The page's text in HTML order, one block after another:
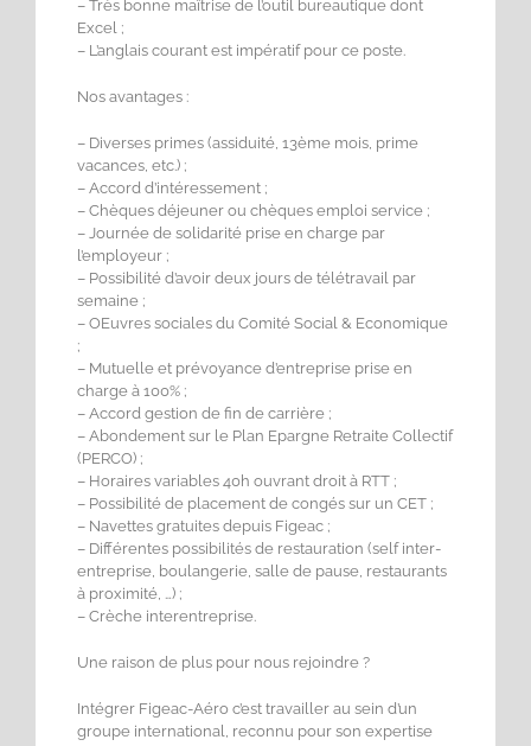
– Très bonne maîtrise de l’outil bureautique dont
Excel ;
– L’anglais courant est impératif pour ce poste.
Nos avantages :
– Diverses primes (assiduité, 13ème mois, prime
vacances, etc.) ;
– Accord d’intéressement ;
– Chèques déjeuner ou chèques emploi service ;
– Journée de solidarité prise en charge par
l’employeur ;
– Possibilité d’avoir deux jours de télétravail par
semaine ;
– OEuvres sociales du Comité Social & Economique
;
– Mutuelle et prévoyance d’entreprise prise en
charge à 100% ;
– Accord gestion de fin de carrière ;
– Abondement sur le Plan Epargne Retraite Collectif
(PERCO) ;
– Horaires variables 40h ouvrant droit à RTT ;
– Possibilité de placement de congés sur un CET ;
– Navettes gratuites depuis Figeac ;
– Différentes possibilités de restauration (self inter-
entreprise, boulangerie, salle de pause, restaurants
à proximité, …) ;
– Crèche interentreprise.
Une raison de plus pour nous rejoindre ?
Intégrer Figeac-Aéro c’est travailler au sein d’un
groupe international, reconnu pour son expertise